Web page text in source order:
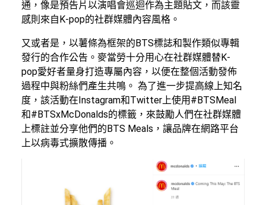
通，像是預告片以演唱會巡迴作為主題貼文，而該靈
感則來自K-pop的社群媒體內容風格。
又或者是，以薯條為框架的BTS標誌和製作類似專輯
發行的合作公告。麥當勞十分用心在社群媒體替K-
pop愛好者量身打造專屬內容，以便在整個活動發佈
過程中與粉絲們產生共鳴。 為了進一步提高線上知名
度，該活動在Instagram和Twitter上使用#BTSMeal
和#BTSxMcDonalds的標籤，來鼓勵人們在社群媒體
上標註並分享他們的BTS Meals，讓品牌在網路平台
上以病毒式擴散傳播。